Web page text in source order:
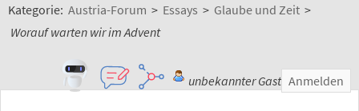
Kategorie: Austria-Forum > Essays > Glaube und Zeit >
Worauf warten wir im Advent
unbekannter Gast Anmelden